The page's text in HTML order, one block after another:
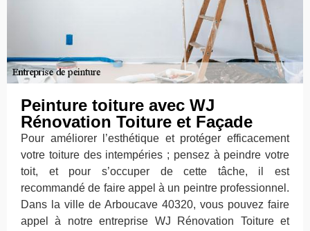
Peinture toiture avec WJ
Rénovation Toiture et Façade
Pour améliorer l’esthétique et protéger efficacement
votre toiture des intempéries ; pensez à peindre votre
toit, et pour s’occuper de cette tâche, il est
recommandé de faire appel à un peintre professionnel.
Dans la ville de Arboucave 40320, vous pouvez faire
appel à notre entreprise WJ Rénovation Toiture et